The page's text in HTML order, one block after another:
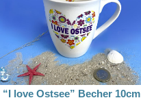
“I love Ostsee” Becher 10cm